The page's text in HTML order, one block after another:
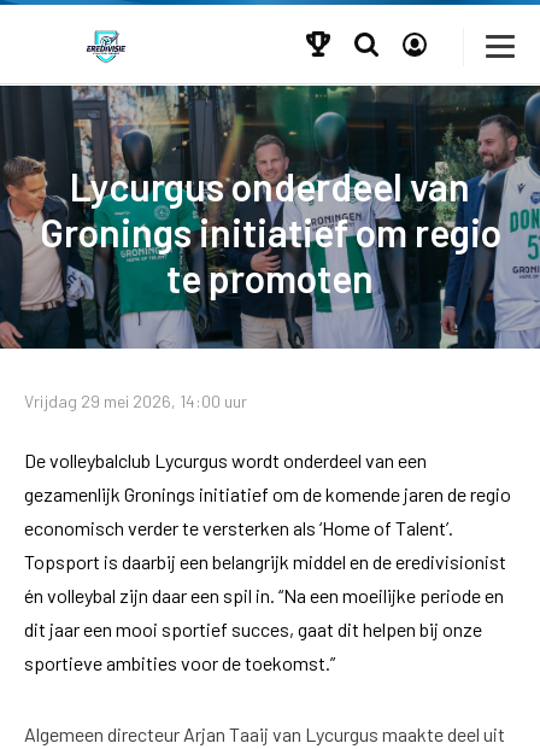
Lycurgus onderdeel van
Gronings initiatief om regio
te promoten
Vrijdag 29 mei 2026, 14:00 uur
De volleybalclub Lycurgus wordt onderdeel van een
gezamenlijk Gronings initiatief om de komende jaren de regio
economisch verder te versterken als ‘Home of Talent’.
Topsport is daarbij een belangrijk middel en de eredivisionist
én volleybal zijn daar een spil in. “Na een moeilijke periode en
dit jaar een mooi sportief succes, gaat dit helpen bij onze
sportieve ambities voor de toekomst.”
Algemeen directeur Arjan Taaij van Lycurgus maakte deel uit